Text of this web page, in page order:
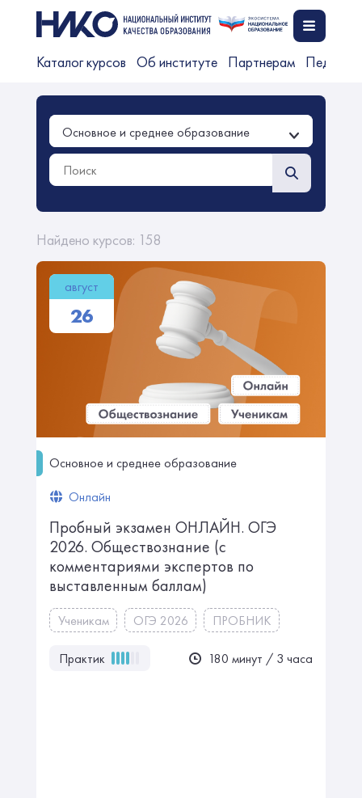
Каталог курсов Об институте Партнерам
Основное и среднее образование
Найдено курсов: 158
август
26
Основное и среднее образование
Онлайн
Пробный экзамен ОНЛАЙН. ㅤㅤОГЭ
2026. Обществознание ㅤㅤ(с
комментариями экспертов по
выставленным баллам)
Ученикам ОГЭ 2026 ПРОБНИК
Практик 180 минут / 3 часа